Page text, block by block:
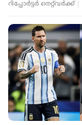
റിപ്പോർട്ടർ നെറ്റ്‌വര്‍ക്ക്‌